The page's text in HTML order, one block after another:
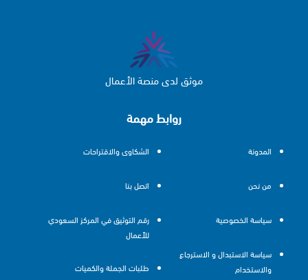
روابط مهمة
المدونة
من نحن
سياسة الخصوصية
سياسة الاستبدال و الاسترجاع
والاستخدام
الشكاوى والاقتراحات
اتصل بنا
رقم التوثيق في المركز السعودي
للأعمال
طلبات الجملة والكميات
موثق لدى منصة الأعمال